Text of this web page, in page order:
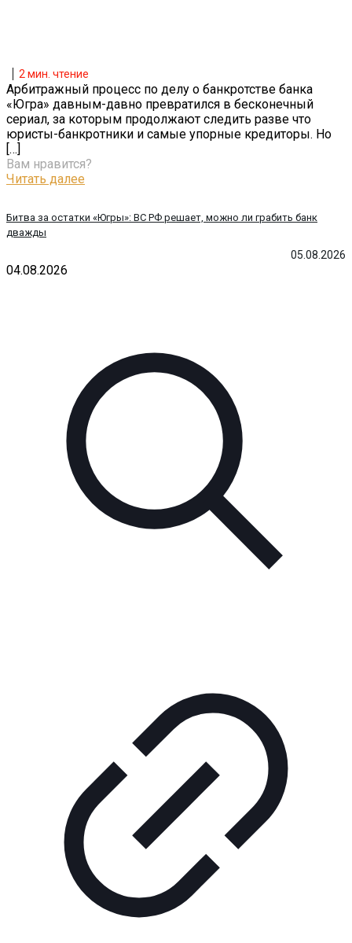
05.08.2026
Битва за остатки «Югры»: ВС РФ решает, можно ли грабить банк
дважды
2 мин. чтение
Арбитражный процесс по делу о банкротстве банка
«Югра» давным-давно превратился в бесконечный
сериал, за которым продолжают следить разве что
юристы-банкротники и самые упорные кредиторы. Но
[…]
Вам нравится?
Читать далее
04.08.2026